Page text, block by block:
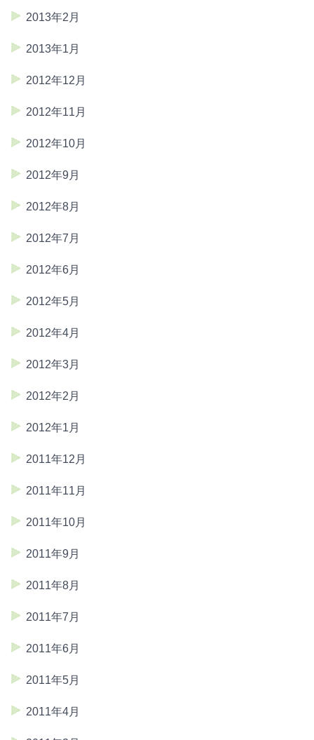
2013年2月
2013年1月
2012年12月
2012年11月
2012年10月
2012年9月
2012年8月
2012年7月
2012年6月
2012年5月
2012年4月
2012年3月
2012年2月
2012年1月
2011年12月
2011年11月
2011年10月
2011年9月
2011年8月
2011年7月
2011年6月
2011年5月
2011年4月